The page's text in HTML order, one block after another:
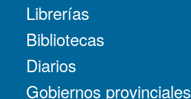
Librerías
Bibliotecas
Diarios
Gobiernos provinciales